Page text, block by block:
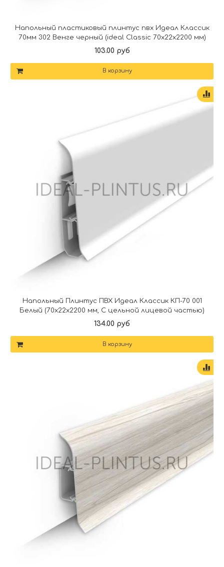
Напольный пластиковый плинтус пвх Идеал Классик
70мм 302 Венге черный (ideal Classic 70х22х2200 мм)
103.00 руб
В корзину
Напольный Плинтус ПВХ Идеал Классик КП-70 001
Белый (70х22х2200 мм, С цельной лицевой частью)
134.00 руб
В корзину